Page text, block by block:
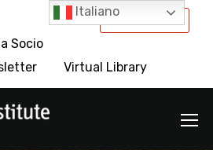
International
Socio
Virtual Library
Italiano